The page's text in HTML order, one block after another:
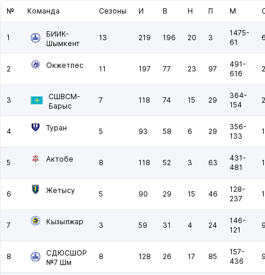
№ Команда Сезоны И В Н П М
1
БИИК-
Шымкент
13 219 196 20 3
1475-
61
2 Окжетпес 11 197 77 23 97
491-
616
3
СШВСМ-
Барыс
7 118 74 15 29
364-
154
4 Туран 5 93 58 6 29
356-
133
5 Актобе 8 118 52 3 63
431-
481
6 Жетысу 5 90 29 15 46
128-
237
7 Кызылжар 3 59 31 4 24
146-
121
8
СДЮСШОР
№7 Шм
8 128 26 17 85
157-
436